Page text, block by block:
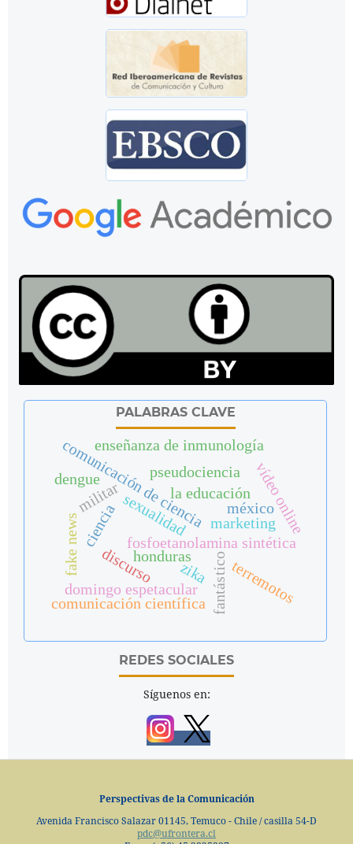
PALABRAS CLAVE
discurso
ciencia
comunicación de ciencia
fosfoetanolamina sintética
fantástico
domingo espetacular
marketing
la educación
pseudociencia
sexualidad
enseñanza de inmunología
honduras
comunicación científica
fake news
vídeo online
zika terremotos
méxico
militar
dengue
REDES SOCIALES
Síguenos en:
Perspectivas de la Comunicación
Avenida Francisco Salazar 01145, Temuco - Chile / casilla 54-D
pdc@ufrontera.cl